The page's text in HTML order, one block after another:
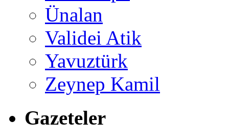
Ünalan
Validei Atik
Yavuztürk
Zeynep Kamil
Gazeteler